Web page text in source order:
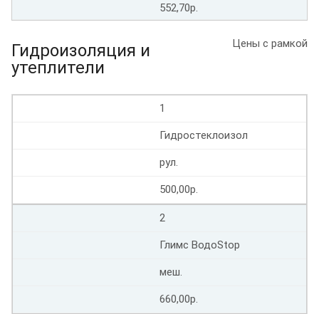
552,70р.
Цены с рамкой
Гидроизоляция и
утеплители
1
Гидростеклоизол
рул.
500,00р.
2
Глимс ВодоStop
меш.
660,00р.